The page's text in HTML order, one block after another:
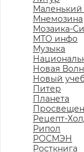
Мнемозина
Мозаика-
МТО инфо
Музыка
Новая
Новый
Питер
Планета
Рецепт-
Рипол
РОСМЭН
Росткнига